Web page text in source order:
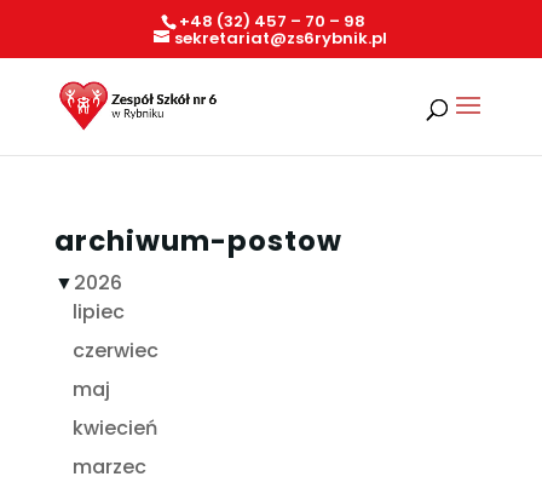
+48 (32) 457 – 70 – 98
sekretariat@zs6rybnik.pl
archiwum-postow
▼2026
lipiec
czerwiec
maj
kwiecień
marzec